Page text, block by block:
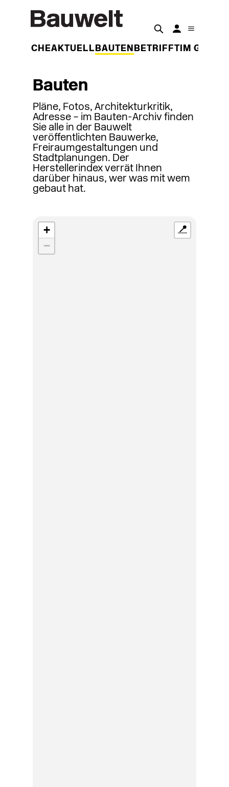
WOCHEAKTUELL BAUTEN BETRIFFT IM
Bauten
Pläne, Fotos, Architekturkritik,
Adresse – im Bauten-Archiv finden
Sie alle in der Bauwelt
veröffentlichten Bauwerke,
Freiraumgestaltungen und
Stadtplanungen. Der
Herstellerindex verrät Ihnen
darüber hinaus, wer was mit wem
gebaut hat.
+
−
📍